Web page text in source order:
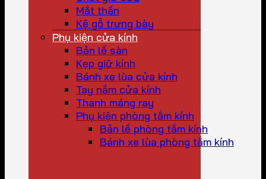
Mắt thần
Kệ gỗ trưng bày
Phụ kiện cửa kính
Bản lề sàn
Kẹp giữ kính
Bánh xe lùa cửa kính
Tay nắm cửa kính
Thanh máng ray
Phụ kiện phòng tắm kính
Bản lề phòng tắm kính
Bánh xe lùa phòng tắm kính